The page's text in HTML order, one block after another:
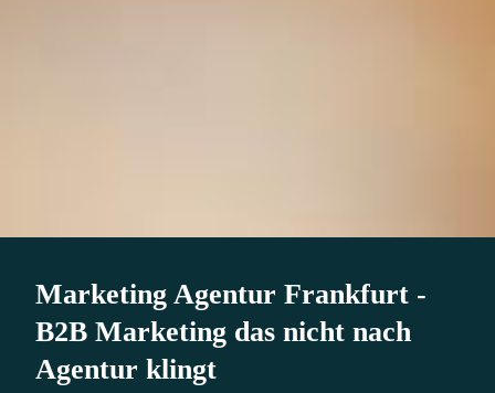
Marketing Agentur Frankfurt -
B2B Marketing das nicht nach
Agentur klingt